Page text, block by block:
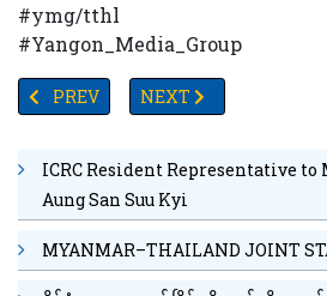
#ymg/tthl
#Yangon_Media_Group
PREVIOUS ARTICLE: စားအုန်း
PREV NEXT ARTICLE: အ
NEXT
ICRC Resident Representative
Aung San Suu Kyi
MYANMAR–THAILAND JOINT